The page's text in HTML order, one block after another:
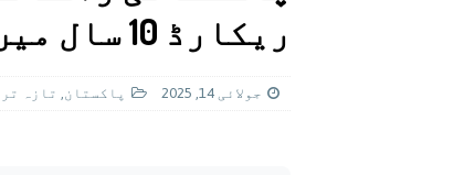
فیصل قریشی
پاکستانریکارڈ 10 سال میں کوئی نہ توڑ سکا
جولائی 14, 2025 پاکستان, تازہ